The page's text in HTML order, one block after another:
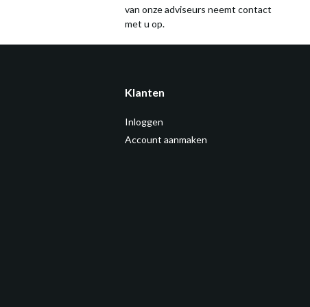
van onze adviseurs neemt contact
met u op.
Klanten
Inloggen
Account aanmaken